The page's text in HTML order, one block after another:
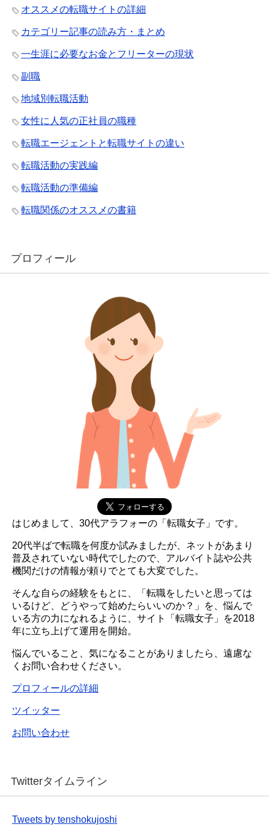
オススメの転職サイトの詳細
カテゴリー記事の読み方・まとめ
一生涯に必要なお金とフリーターの現状
副職
地域別転職活動
女性に人気の正社員の職種
転職エージェントと転職サイトの違い
転職活動の実践編
転職活動の準備編
転職関係のオススメの書籍
プロフィール
はじめまして、30代アラフォーの「転職女子」です。
20代半ばで転職を何度か試みましたが、ネットがあまり
普及されていない時代でしたので、アルバイト誌や公共
機関だけの情報が頼りでとても大変でした。
そんな自らの経験をもとに、「転職をしたいと思っては
いるけど、どうやって始めたらいいのか？」を、悩んで
いる方の力になれるように、サイト「転職女子」を2018
年に立ち上げて運用を開始。
悩んでいること、気になることがありましたら、遠慮な
くお問い合わせください。
プロフィールの詳細
ツイッター
お問い合わせ
Twitterタイムライン
Tweets by tenshokujoshi